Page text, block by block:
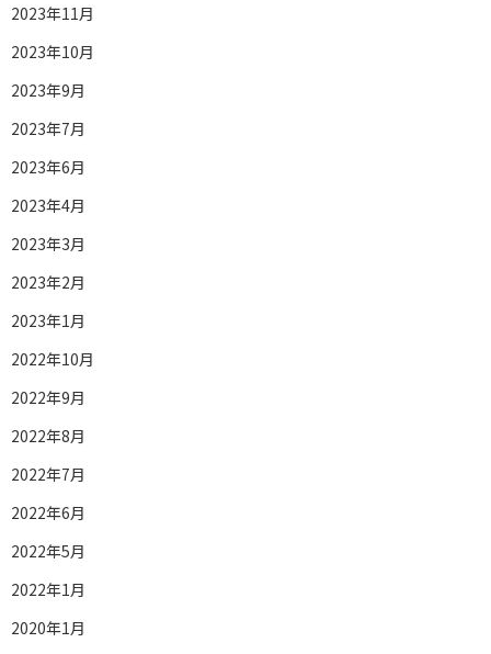
2023年11月
2023年10月
2023年9月
2023年7月
2023年6月
2023年4月
2023年3月
2023年2月
2023年1月
2022年10月
2022年9月
2022年8月
2022年7月
2022年6月
2022年5月
2022年1月
2020年1月